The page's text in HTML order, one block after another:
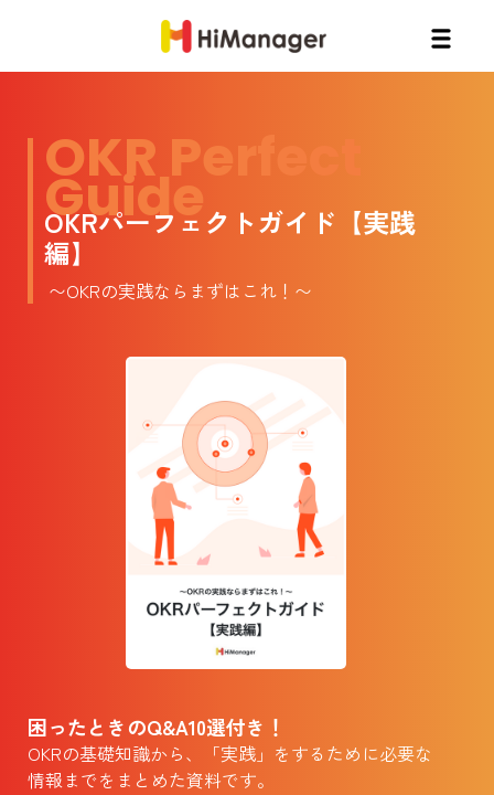
OKR Perfect
Guide
OKRパーフェクトガイド【実践
編】
〜OKRの実践ならまずはこれ！〜
困ったときのQ&A10選付き！
OKRの基礎知識から、「実践」をするために必要な
情報までをまとめた資料です。